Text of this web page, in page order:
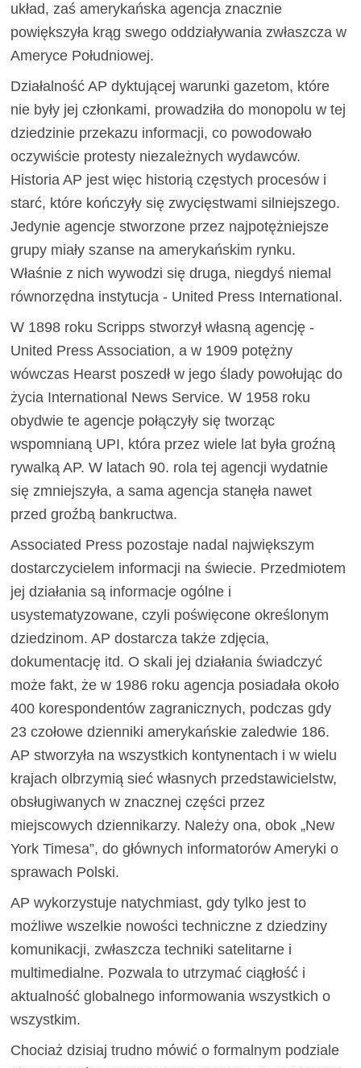
układ, zaś amerykańska agencja znacznie
powiększyła krąg swego oddziaływania zwłaszcza w
Ameryce Południowej.
Działalność AP dyktującej warunki gazetom, które
nie były jej członkami, prowadziła do monopolu w tej
dziedzinie przekazu informacji, co powodowało
oczywiście protesty niezależnych wydawców.
Historia AP jest więc historią częstych procesów i
starć, które kończyły się zwycięstwami silniejszego.
Jedynie agencje stworzone przez najpotężniejsze
grupy miały szanse na amerykańskim rynku.
Właśnie z nich wywodzi się druga, niegdyś niemal
równorzędna instytucja - United Press International.
W 1898 roku Scripps stworzył własną agencję -
United Press Association, a w 1909 potężny
wówczas Hearst poszedł w jego ślady powołując do
życia International News Service. W 1958 roku
obydwie te agencje połączyły się tworząc
wspomnianą UPI, która przez wiele lat była groźną
rywalką AP. W latach 90. rola tej agencji wydatnie
się zmniejszyła, a sama agencja stanęła nawet
przed groźbą bankructwa.
Associated Press pozostaje nadal największym
dostarczycielem informacji na świecie. Przedmiotem
jej działania są informacje ogólne i
usystematyzowane, czyli poświęcone określonym
dziedzinom. AP dostarcza także zdjęcia,
dokumentację itd. O skali jej działania świadczyć
może fakt, że w 1986 roku agencja posiadała około
400 korespondentów zagranicznych, podczas gdy
23 czołowe dzienniki amerykańskie zaledwie 186.
AP stworzyła na wszystkich kontynentach i w wielu
krajach olbrzymią sieć własnych przedstawicielstw,
obsługiwanych w znacznej części przez
miejscowych dziennikarzy. Należy ona, obok „New
York Timesa”, do głównych informatorów Ameryki o
sprawach Polski.
AP wykorzystuje natychmiast, gdy tylko jest to
możliwe wszelkie nowości techniczne z dziedziny
komunikacji, zwłaszcza techniki satelitarne i
multimedialne. Pozwala to utrzymać ciągłość i
aktualność globalnego informowania wszystkich o
wszystkim.
Chociaż dzisiaj trudno mówić o formalnym podziale